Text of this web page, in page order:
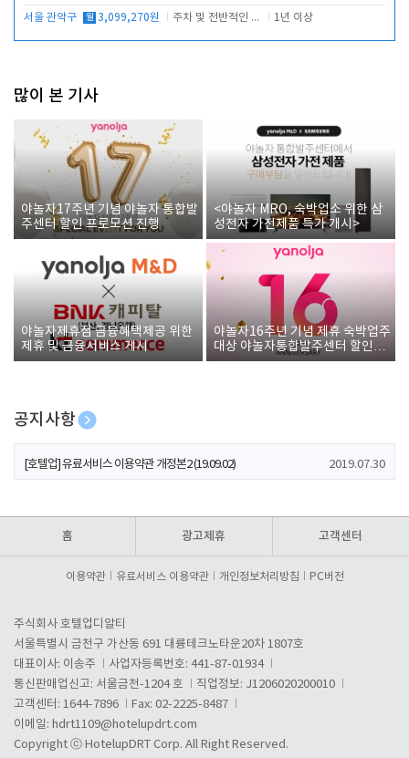
서울 관악구 월 3,099,270원 주차 및 전반적인 당번업무 1년 이상
많이 본 기사
야놀자17주년 기념 야놀자 통합발
주센터 할인 프로모션 진행
<야놀자 MRO, 숙박업소 위한 삼
성전자 가전제품 특가 개시>
야놀자제휴점 금융혜택제공 위한
제휴 및 금융서비스 게시
야놀자16주년 기념 제휴 숙박업주
대상 야놀자통합발주센터 할인쿠
폰 증정
공지사항
[호텔업] 개인정보 처리방침 개정본1 (19.09.02)
[호텔업] 유료서비스 이용약관 개정본2 (19.09.02) 2019.07.30
홈 광고제휴 고객센터
이용약관 유료서비스 이용약관 개인정보처리방침 PC버전
주식회사 호텔업디알티
서울특별시 금천구 가산동 691 대륭테크노타운20차 1807호
대표이사: 이송주
사업자등록번호: 441-87-01934
통신판매업신고: 서울금천-1204 호
직업정보: J1206020200010
고객센터: 1644-7896
Fax: 02-2225-8487
이메일: hdrt1109@hotelupdrt.com
Copyright ⓒ HotelupDRT Corp. All Right Reserved.